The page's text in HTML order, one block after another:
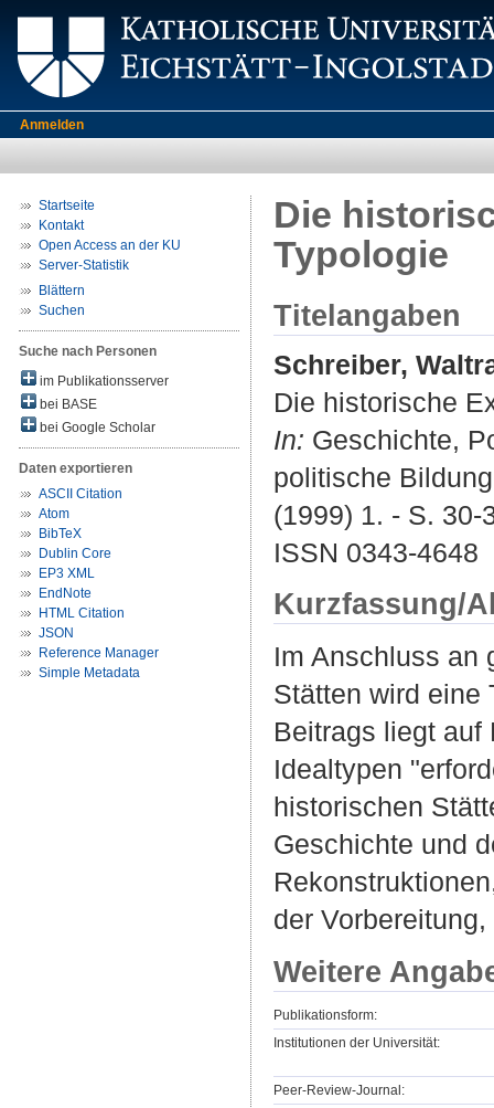
Anmelden
Startseite
Kontakt
Open Access an der KU
Server-Statistik
Blättern
Suchen
Suche nach Personen
im Publikationsserver
bei BASE
bei Google Scholar
Daten exportieren
ASCII Citation
Atom
BibTeX
Dublin Core
EP3 XML
EndNote
HTML Citation
JSON
Reference Manager
Simple Metadata
Die
Typologie
Titelangaben
Schreiber,
Die historische
In: Geschichte,
politische
(1999) 1. - S. 30-
ISSN 0343-4648
Kurzfassung/
Im Anschluss an
Stätten wird eine
Beitrags liegt auf
Idealtypen
historischen
Geschichte und
der
Weitere
Publikationsform:
Institutionen der Universität:
Peer-Review-Journal: